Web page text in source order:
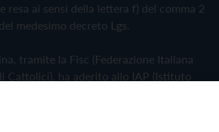
resa ai sensi della lettera f) del comma 2
medesimo decreto Lgs.
tramite la Fisc (Federazione Italiana
Cattolici), ha aderito allo IAP (Istituto